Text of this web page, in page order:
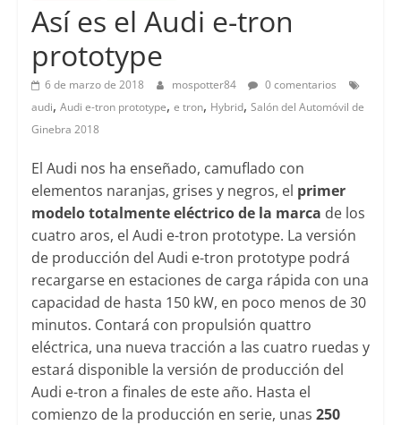
Así es el Audi e-tron
prototype
6 de marzo de 2018 mospotter84
0 comentarios
audi, Audi e-tron prototype, e tron, Hybrid, Salón del Automóvil de
Ginebra 2018
El Audi nos ha enseñado, camuflado con
elementos naranjas, grises y negros, el primer
modelo totalmente eléctrico de la marca de los
cuatro aros, el Audi e-tron prototype. La versión
de producción del Audi e-tron prototype podrá
recargarse en estaciones de carga rápida con una
capacidad de hasta 150 kW, en poco menos de 30
minutos. Contará con propulsión quattro
eléctrica, una nueva tracción a las cuatro ruedas y
estará disponible la versión de producción del
Audi e-tron a finales de este año. Hasta el
comienzo de la producción en serie, unas 250